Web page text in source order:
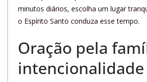
minutos diários, escolha um lugar
o Espírito Santo conduza esse tempo.
Oração pela
intencionalidade